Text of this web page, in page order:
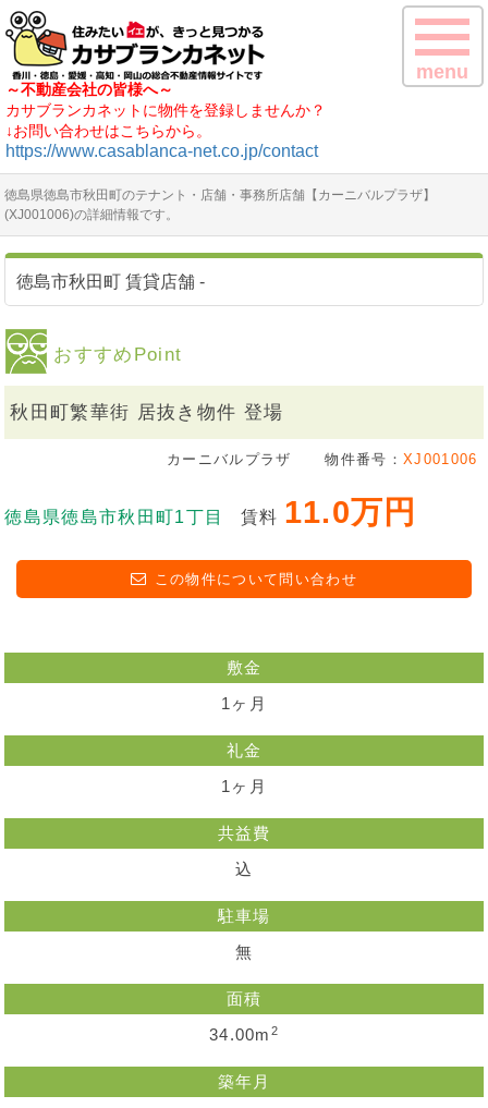
～不動産会社の皆様へ～
カサブランカネットに物件を登録しませんか？
↓お問い合わせはこちらから。
https://www.casablanca-net.co.jp/contact
menu
徳島県徳島市秋田町のテナント・店舗・事務所店舗【カーニバルプラザ】
(XJ001006)の詳細情報です。
徳島市秋田町 賃貸店舗 -
おすすめPoint
秋田町繁華街 居抜き物件 登場
カーニバルプラザ 物件番号： XJ001006
徳島県徳島市秋田町1丁目 賃料 11.0万円
この物件について問い合わせ
敷金
1ヶ月
礼金
1ヶ月
共益費
込
駐車場
無
面積
34.00m 2
築年月